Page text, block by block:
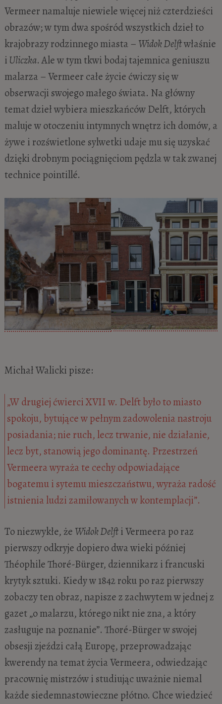
Vermeer namaluje niewiele więcej niż czterdzieści
obrazów; w tym dwa spośród wszystkich dzieł to
krajobrazy rodzinnego miasta – Widok Delftwłaśnie
i Uliczka. Ale w tym tkwi bodaj tajemnica geniuszu
malarza – Vermeer całe życie ćwiczy się w
obserwacji swojego małego świata. Na główny
temat dzieł wybiera mieszkańców Delft, których
maluje w otoczeniu intymnych wnętrz ich domów, a
żywe i rozświetlone sylwetki udaje mu się uzyskać
dzięki drobnym pociągnięciom pędzla w tak zwanej
technice pointillé.
Michał Walicki pisze:
„W drugiej ćwierci XVII w. Delft było to miasto
spokoju, bytujące w pełnym zadowolenia nastroju
posiadania; nie ruch, lecz trwanie, nie działanie,
lecz byt, stanowią jego dominantę. Przestrzeń
Vermeera wyraża te cechy odpowiadające
bogatemu i sytemu mieszczaństwu, wyraża radość
istnienia ludzi zamiłowanych w kontemplacji”.
To niezwykłe, że Widok Delfti Vermeera po raz
pierwszy odkryje dopiero dwa wieki później
Théophile Thoré-Bürger, dziennikarz i francuski
krytyk sztuki. Kiedy w 1842 roku po raz pierwszy
zobaczy ten obraz, napisze z zachwytem w jednej z
gazet „o malarzu, którego nikt nie zna, a który
zasługuje na poznanie”. Thoré-Bürger w swojej
obsesji zjeździ całą Europę, przeprowadzając
kwerendy na temat życia Vermeera, odwiedzając
pracownię mistrzów i studiując uważnie niemal
każde siedemnastowieczne płótno. Chce wiedzieć